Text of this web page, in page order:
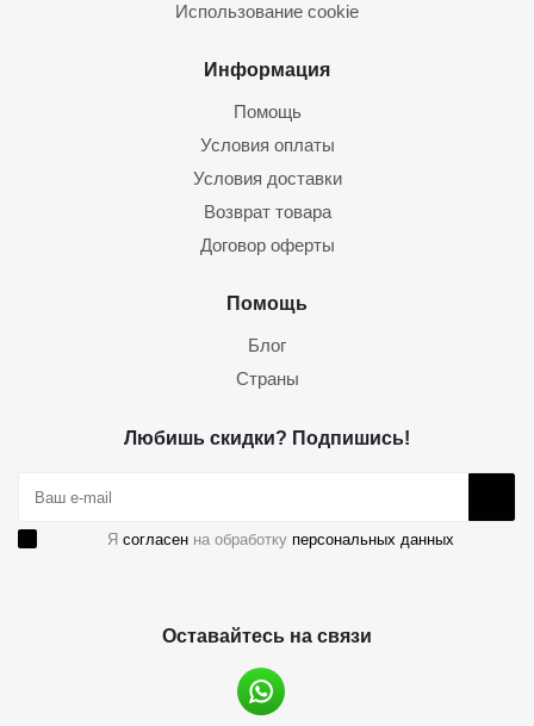
Использование cookie
Информация
Помощь
Условия оплаты
Условия доставки
Возврат товара
Договор оферты
Помощь
Блог
Страны
Любишь скидки? Подпишись!
Я согласен на обработку персональных данных
Оставайтесь на связи